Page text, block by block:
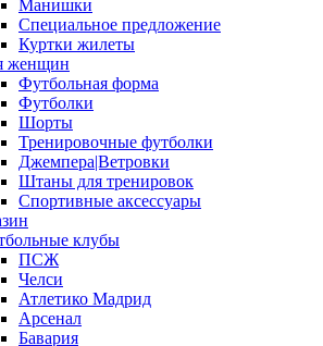
Манишки
Специальное предложение
Куртки жилеты
женщин
Футбольная форма
Футболки
Шорты
Тренировочные футболки
Джемпера|Ветровки
Штаны для тренировок
Спортивные аксессуары
клубы
ПСЖ
Челси
Атлетико Мадрид
Арсенал
Бавария